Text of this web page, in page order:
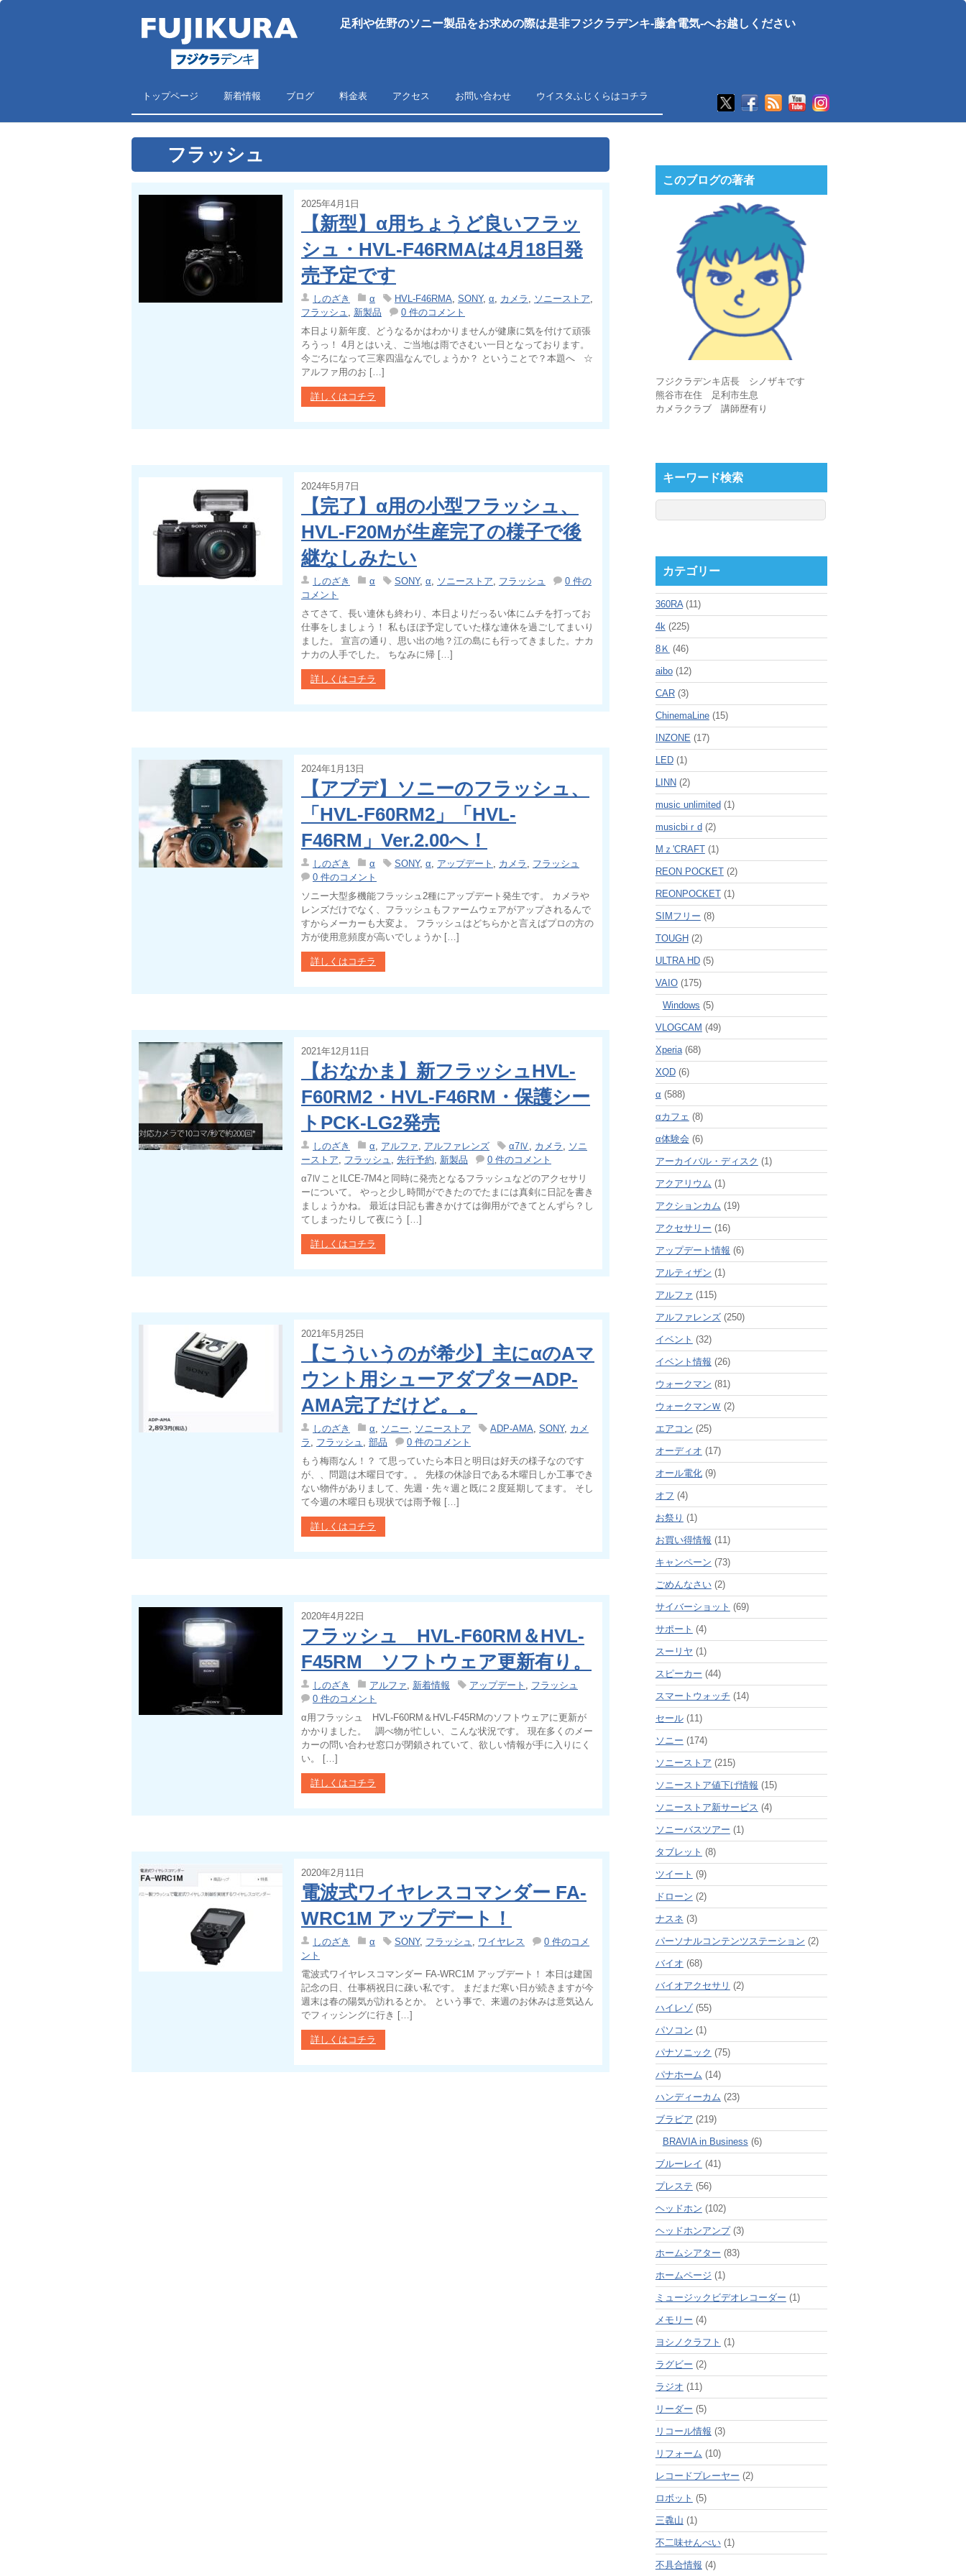
足利や佐野のソニー製品をお求めの際は是非フジクラデンキ-藤倉電気-へお越しください
トップページ 新着情報 ブログ 料金表 アクセス お問い合わせ ウイスタふじくらはコチラ
フラッシュ
2025年4月1日
【新型】α用ちょうど良いフラッ
シュ・HVL-F46RMAは4月18日発
売予定です
しのざき α HVL-F46RMA SONY, α カメラ ソニーストア
フラッシュ
新製品
0 件のコメント
本日より新年度、どうなるかはわかりませんが健康に気を付けて頑張
ろうっ！ 4月とはいえ、ご当地は雨でさむい一日となっております。
今ごろになって三寒四温なんでしょうか？ ということで？本題へ ☆
アルファ用のお […]
詳しくはコチラ
2024年5月7日
【完了】α用の小型フラッシュ、
HVL-F20Mが生産完了の様子で後
継なしみたい
しのざき α SONY, α ソニーストア フラッシュ
0 件の
コメント
さてさて、長い連休も終わり、本日よりだっるい体にムチを打ってお
仕事をしましょう！ 私もほぼ予定していた様な連休を過ごしてまいり
ました。 宣言の通り、思い出の地？江の島にも行ってきました。ナカ
ナカの人手でした。 ちなみに帰 […]
詳しくはコチラ
2024年1月13日
【アプデ】ソニーのフラッシュ、
「HVL-F60RM2」「HVL-
F46RM」Ver.2.00へ！
しのざき α SONY, α アップデート カメラ
フラッシュ
0 件のコメント
ソニー大型多機能フラッシュ2種にアップデート発生です。 カメラや
レンズだけでなく、フラッシュもファームウェアがアップされるんで
すからメーカーも大変よ。 フラッシュはどちらかと言えばプロの方の
方が使用意頻度が高いでしょうか […]
詳しくはコチラ
2021年12月11日
【おなかま】新フラッシュHVL-
F60RM2・HVL-F46RM・保護シー
トPCK-LG2発売
しのざき α アルファ アルファレンズ α7Ⅳ カメラ
ソニ
ーストア
フラッシュ 先行予約 新製品
0 件のコメント
α7ⅣことILCE-7M4と同時に発売となるフラッシュなどのアクセサリ
ーについて。 やっと少し時間ができたのでたまには真剣に日記を書き
ましょうかね。 最近は日記も書きかけては御用ができてとんずら？し
てしまったりして夜にう […]
詳しくはコチラ
2021年5月25日
【こういうのが希少】主にαのAマ
ウント用シューアダプターADP-
AMA完了だけど。。
しのざき α ソニー ソニーストア ADP-AMA SONY, カメ
ラ
フラッシュ 部品
0 件のコメント
もう梅雨なん！？ て思っていたら本日と明日は好天の様子なのです
が、、問題は木曜日です。。 先様の休診日である木曜日しか工事でき
ない物件がありまして、先週・先々週と既に２度延期してます。 そし
て今週の木曜日も現状では雨予報 […]
詳しくはコチラ
2020年4月22日
フラッシュ HVL-F60RM＆HVL-
F45RM ソフトウェア更新有り。
しのざき アルファ, 新着情報 アップデート , フラッシュ
0 件のコメント
α用フラッシュ HVL-F60RM＆HVL-F45RMのソフトウェアに更新が
かかりました。 調べ物が忙しい、こんな状況です。 現在多くのメー
カーの問い合わせ窓口が閉鎖されていて、欲しい情報が手に入りにく
い。 […]
詳しくはコチラ
2020年2月11日
電波式ワイヤレスコマンダー FA-
WRC1M アップデート！
しのざき α SONY, フラッシュ , ワイヤレス
0 件のコメ
ント
電波式ワイヤレスコマンダー FA-WRC1M アップデート！ 本日は建国
記念の日、仕事柄祝日に疎い私です。 まだまだ寒い日が続きますが今
週末は春の陽気が訪れるとか。 という事で、来週のお休みは意気込ん
でフィッシングに行き […]
詳しくはコチラ
このブログの著者
フジクラデンキ店長 シノザキです
熊谷市在住 足利市生息
カメラクラブ 講師歴有り
キーワード検索
カテゴリー
360RA(11)
4k (225)
8Ｋ (46)
aibo(12)
CAR(3)
ChinemaLine(15)
INZONE (17)
LED(1)
LINN (2)
music unlimited (1)
musicbiｒd (2)
Mｚ'CRAFT(1)
REON POCKET(2)
REONPOCKET(1)
SIMフリー (8)
TOUGH (2)
ULTRA HD(5)
VAIO(175)
Windows (5)
VLOGCAM (49)
Xperia(68)
XQD(6)
α (588)
αカフェ (8)
α体験会 (6)
アーカイバル・ディスク (1)
アクアリウム (1)
アクションカム (19)
アクセサリー (16)
アップデート情報 (6)
アルティザン (1)
アルファ (115)
アルファレンズ(250)
イベント (32)
イベント情報 (26)
ウォークマン (81)
ウォークマンＷ (2)
エアコン (25)
オーディオ (17)
オール電化(9)
オフ (4)
お祭り (1)
お買い得情報 (11)
キャンペーン (73)
ごめんなさい(2)
サイバーショット (69)
サポート (4)
スーリヤ (1)
スピーカー (44)
スマートウォッチ (14)
セール(11)
ソニー (174)
ソニーストア (215)
ソニーストア値下げ情報 (15)
ソニーストア新サービス (4)
ソニーバスツアー (1)
タブレット (8)
ツイート (9)
ドローン (2)
ナスネ (3)
パーソナルコンテンツステーション (2)
バイオ (68)
バイオアクセサリ (2)
ハイレゾ(55)
パソコン (1)
パナソニック (75)
パナホーム (14)
ハンディーカム (23)
ブラビア (219)
BRAVIA in Business (6)
ブルーレイ (41)
プレステ (56)
ヘッドホン (102)
ヘッドホンアンプ(3)
ホームシアター (83)
ホームページ (1)
ミュージックビデオレコーダー (1)
メモリー (4)
ヨシノクラフト (1)
ラグビー (2)
ラジオ (11)
リーダー (5)
リコール情報 (3)
リフォーム (10)
レコードプレーヤー (2)
ロボット (5)
三毳山 (1)
不二味せんべい(1)
不具合情報 (4)